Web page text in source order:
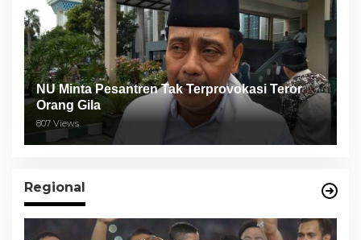
NU Minta Pesantren Tak Terprovokasi Teror
Orang Gila
807 Views
Regional